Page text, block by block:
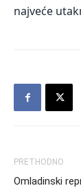
najveće
PRETHODNO
Omladinski